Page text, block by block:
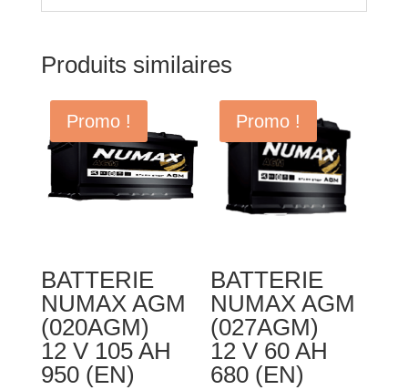
Produits similaires
Promo !
BATTERIE
NUMAX AGM
(020AGM)
12 V 105 AH
950 (EN)
Promo !
BATTERIE
NUMAX AGM
(027AGM)
12 V 60 AH
680 (EN)